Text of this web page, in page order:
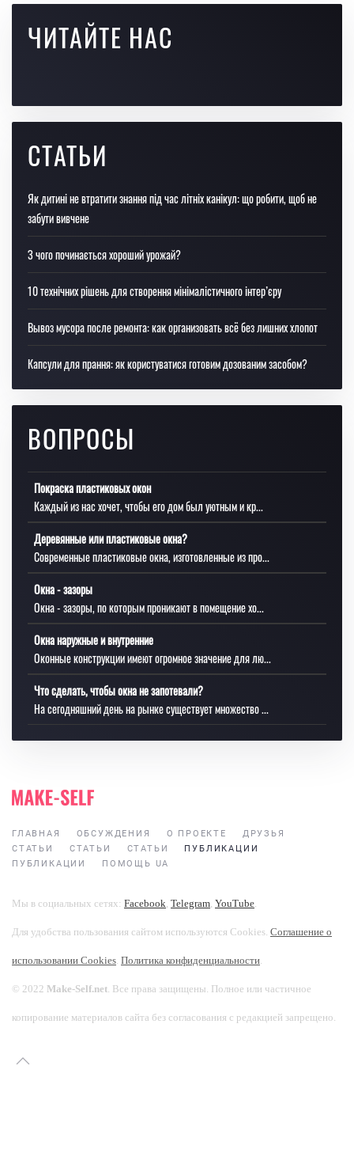
ЧИТАЙТЕ НАС
СТАТЬИ
Як дитині не втратити знання під час літніх канікул: що робити, щоб не
забути вивчене
З чого починається хороший урожай?
10 технічних рішень для створення мінімалістичного інтер’єру
Вывоз мусора после ремонта: как организовать всё без лишних хлопот
Капсули для прання: як користуватися готовим дозованим засобом?
ВОПРОСЫ
Покраска пластиковых окон
Каждый из нас хочет, чтобы его дом был уютным и кр...
Деревянные или пластиковые окна?
Современные пластиковые окна, изготовленные из про...
Окна - зазоры
Окна - зазоры, по которым проникают в помещение хо...
Окна наружные и внутренние
Оконные конструкции имеют огромное значение для лю...
Что сделать, чтобы окна не запотевали?
На сегодняшний день на рынке существует множество ...
ГЛАВНАЯ ОБСУЖДЕНИЯ О ПРОЕКТЕ
ДРУЗЬЯ
СТАТЬИ
СТАТЬИ СТАТЬИ
ПУБЛИКАЦИИ
ПУБЛИКАЦИИ
ПОМОЩЬ UA
Мы в социальных сетях: Facebook Telegram YouTube
Для удобства пользования сайтом используются Cookies. Соглашение о
использовании Cookies Политика конфиденциальности
© 2022 Make-Self.net . Все права защищены. Полное или частичное
копирование материалов сайта без согласования с редакцией запрещено.